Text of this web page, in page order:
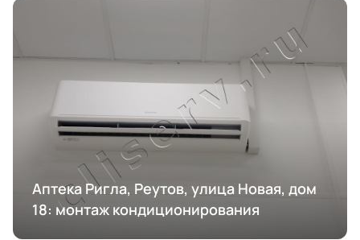
Аптека Ригла, Реутов, улица Новая, дом
18: монтаж кондиционирования